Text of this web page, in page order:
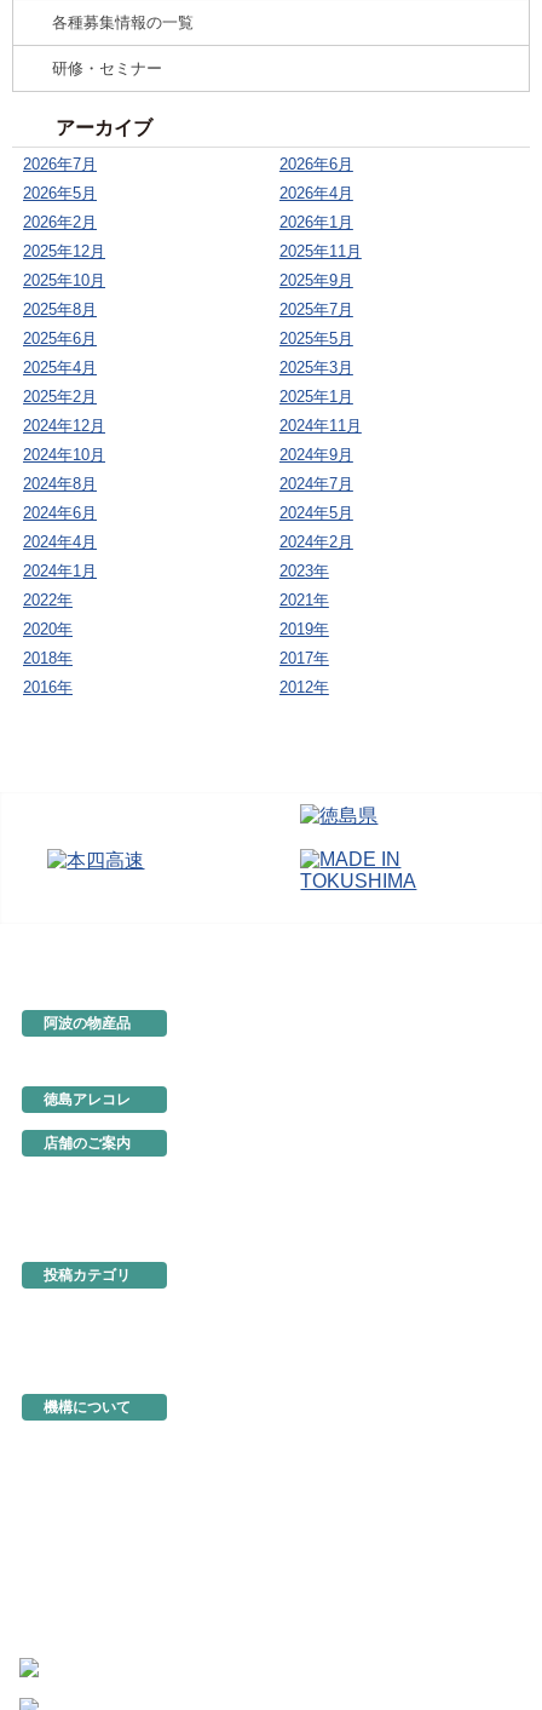
各種募集情報の一覧
研修・セミナー
アーカイブ
2026年7月
2026年6月
2026年5月
2026年4月
2026年2月
2026年1月
2025年12月
2025年11月
2025年10月
2025年9月
2025年8月
2025年7月
2025年6月
2025年5月
2025年4月
2025年3月
2025年2月
2025年1月
2024年12月
2024年11月
2024年10月
2024年9月
2024年8月
2024年7月
2024年6月
2024年5月
2024年4月
2024年2月
2024年1月
2023年
2022年
2021年
2020年
2019年
2018年
2017年
2016年
2012年
阿波の物産品
徳島アレコレ
店舗のご案内
投稿カテゴリ
機構について